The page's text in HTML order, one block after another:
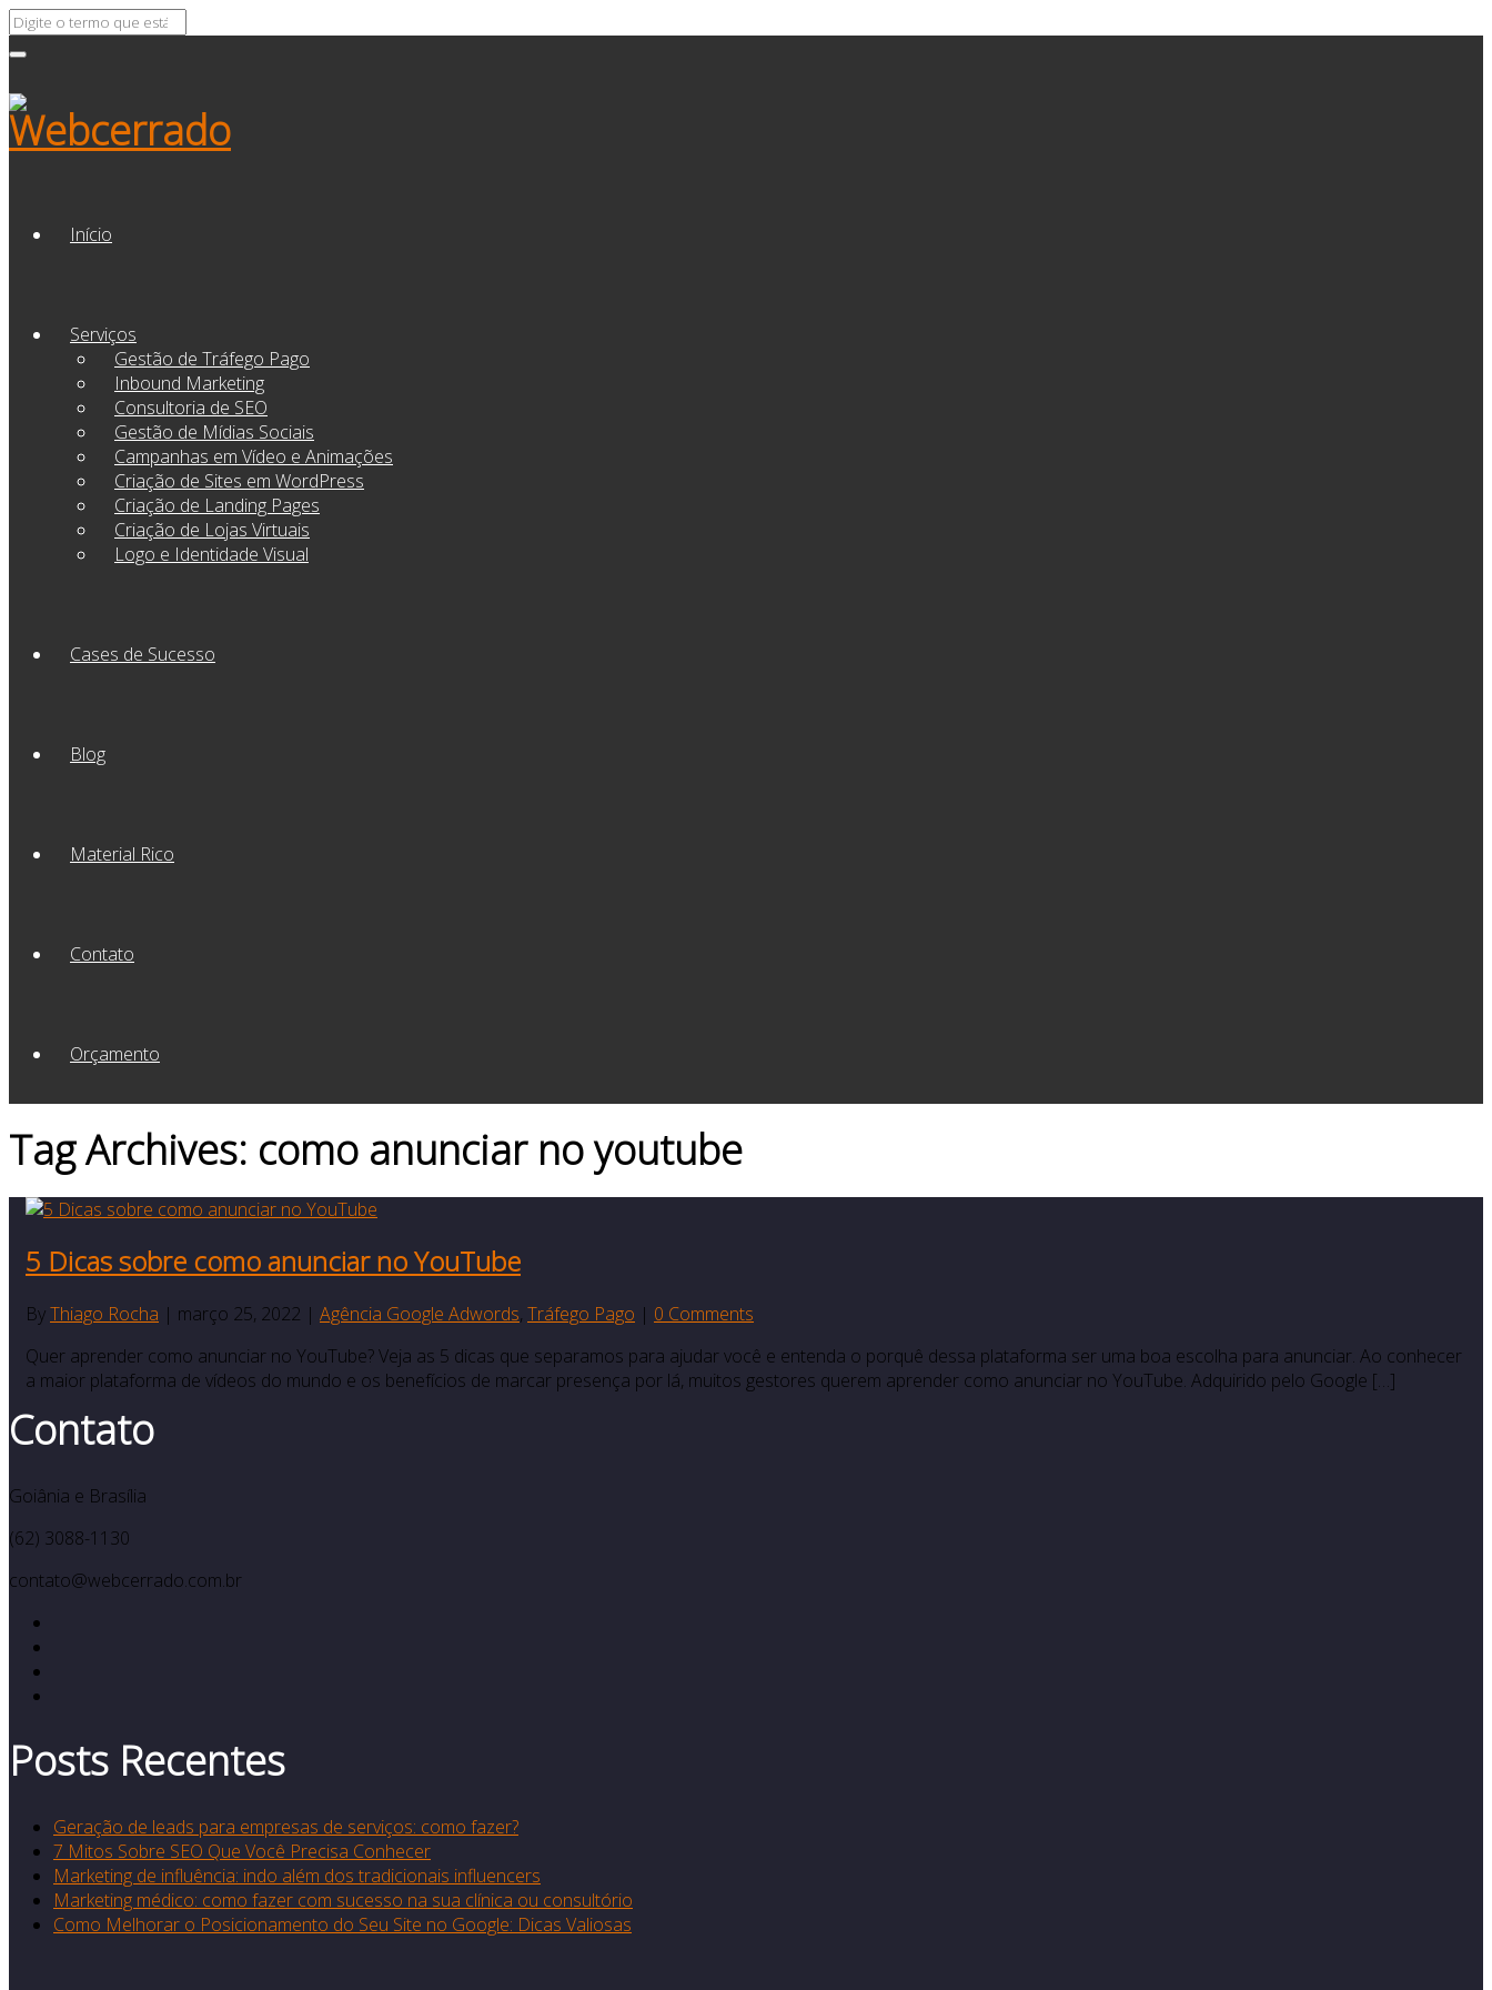
Início
Serviços
Gestão de Tráfego Pago
Inbound Marketing
Consultoria de SEO
Gestão de Mídias Sociais
Campanhas em Vídeo e Animações
Criação de Sites em WordPress
Criação de Landing Pages
Criação de Lojas Virtuais
Logo e Identidade Visual
Cases de Sucesso
Blog
Material Rico
Contato
Orçamento
Tag Archives: como anunciar no youtube
5 Dicas sobre como anunciar no YouTube
ByThiago Rocha | março 25, 2022 | Agência Google Adwords, Tráfego Pago | 0 Comments
Quer aprender como anunciar no YouTube? Veja as 5 dicas que separamos para ajudar você e entenda o porquê dessa plataforma ser uma boa escolha para anunciar. Ao conhecer
a maior plataforma de vídeos do mundo e os benefícios de marcar presença por lá, muitos gestores querem aprender como anunciar no YouTube. Adquirido pelo Google […]
Contato
Goiânia e Brasília
(62) 3088-1130
contato@webcerrado.com.br
Posts Recentes
Geração de leads para empresas de serviços: como fazer?
7 Mitos Sobre SEO Que Você Precisa Conhecer
Marketing de influência: indo além dos tradicionais influencers
Marketing médico: como fazer com sucesso na sua clínica ou consultório
Como Melhorar o Posicionamento do Seu Site no Google: Dicas Valiosas